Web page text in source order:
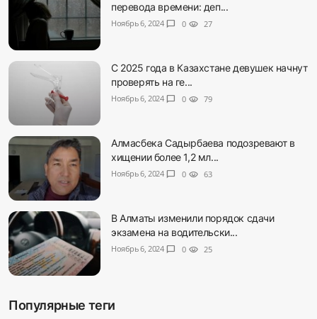
перевода времени: деп...
Ноябрь 6, 2024 chat_bubble 0 visibility 27
С 2025 года в Казахстане девушек начнут
проверять на ге...
Ноябрь 6, 2024 chat_bubble 0 visibility 79
Алмасбека Садырбаева подозревают в
хищении более 1,2 мл...
Ноябрь 6, 2024 chat_bubble 0 visibility 63
В Алматы изменили порядок сдачи
экзамена на водительски...
Ноябрь 6, 2024 chat_bubble 0 visibility 25
Популярные теги